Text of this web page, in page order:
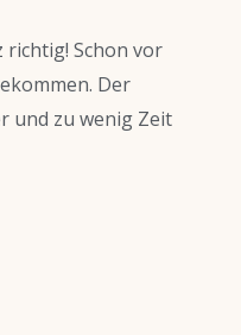
richtig! Schon vor
Der
und zu wenig Zeit